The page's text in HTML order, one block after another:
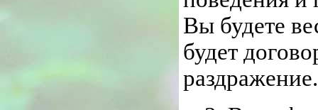
Вы будете
будет
раздражение.